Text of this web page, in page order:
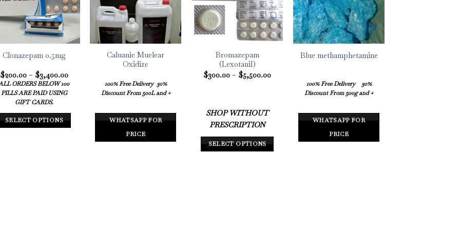
Clonazepam 0.5mg
$200.00 – $3,400.00Price
range:
$200.00
through
ORDERS BELOW 100
PILLS ARE PAID USING
GIFT CARDS.
SELECT OPTIONS
Caluanie Muelear
Oxidize
100% Free Delivery 30%
Discount From 500L and +
WHATSAPP FOR
PRICE
Bromazepam
(Lexotanil)
$300.00 – $5,500.00Price
SHOP WITHOUT
PRESCRIPTION
SELECT OPTIONS
Blue methamphetamine
100% Free Delivery
30%
Discount From 500g and +
WHATSAPP FOR
PRICE